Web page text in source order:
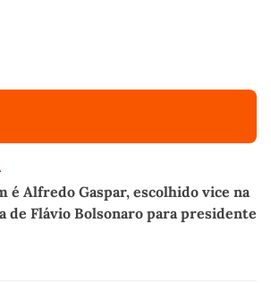
é Alfredo Gaspar, escolhido vice na
de Flávio Bolsonaro para presidente